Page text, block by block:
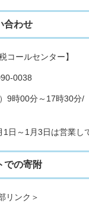
合わせ
コールセンター】
0038
9時00分～17時30分/
日は営業してお
での寄附
リンク＞